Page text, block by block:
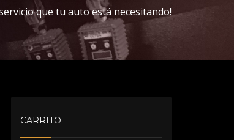
que tu auto está necesitando!
CARRITO